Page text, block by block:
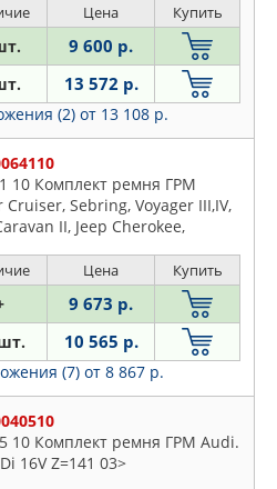
Цена Купить
9 600 р.
13 572 р.
(2) от 13 108 р.
10 Комплект ремня ГРМ
Cruiser, Sebring, Voyager III,IV,
II, Jeep Cherokee,
Цена Купить
9 673 р.
10 565 р.
(7) от 8 867 р.
10 Комплект ремня ГРМ Audi.
16V Z=141 03>